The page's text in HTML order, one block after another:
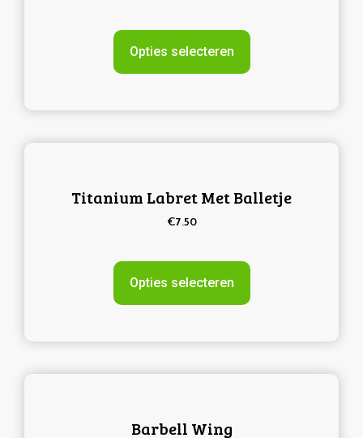
Opties selecteren
Titanium Labret Met Balletje
€7.50
Opties selecteren
Barbell Wing